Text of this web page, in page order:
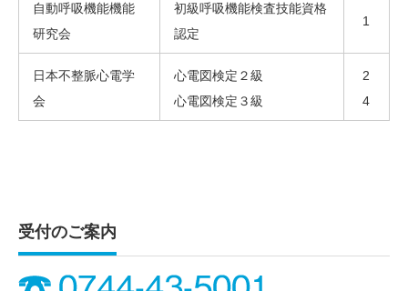
自動呼吸機能機能
研究会
初級呼吸機能検査技能資格
認定
1
日本不整脈心電学
会
心電図検定２級
心電図検定３級
2
4
受付のご案内